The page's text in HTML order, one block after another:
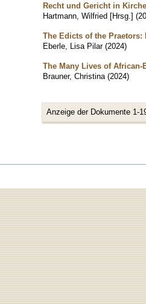
Recht und Gericht in
Hartmann, Wilfried [Hrsg.] (
The Edicts of the
Eberle, Lisa Pilar (2024)
The Many Lives of African-
Brauner, Christina (2024)
Anzeige der Dokumente 1-